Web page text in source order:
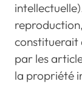
constituerait
par les
la propriété